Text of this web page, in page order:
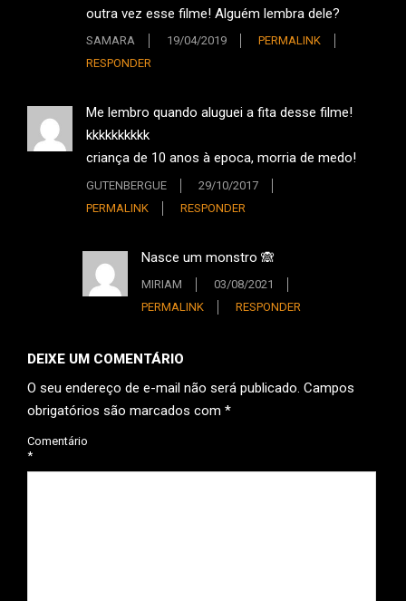
outra vez esse filme! Alguém lembra dele?
SAMARA 19/04/2019
PERMALINK
RESPONDER
Me lembro quando aluguei a fita desse filme!
kkkkkkkkkk
criança de 10 anos à epoca, morria de medo!
GUTENBERGUE
29/10/2017
PERMALINK
RESPONDER
Nasce um monstro 🙈
MIRIAM
03/08/2021
PERMALINK
RESPONDER
DEIXE UM COMENTÁRIO
O seu endereço de e-mail não será publicado. Campos
obrigatórios são marcados com *
Comentário
*